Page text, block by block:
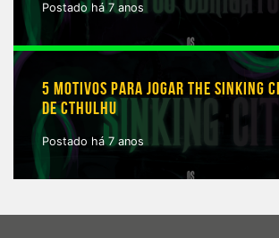
Postado há 7 anos
5 MOTIVOS PARA JOGAR THE SINKING
DE CTHULHU
Postado há 7 anos